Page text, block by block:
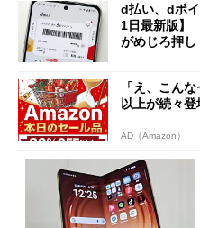
d払い、dポ
1日最新版】
がめじろ押し
「え、こん
以上が続々
AD（Amazon）